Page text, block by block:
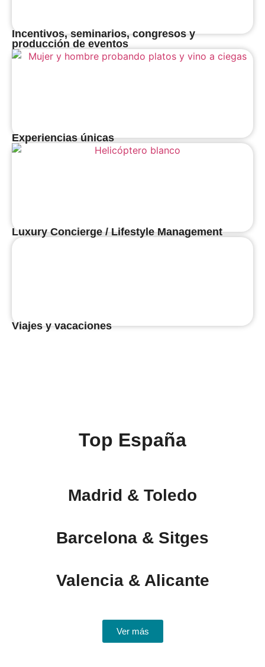
Incentivos, seminarios, congresos y
producción de eventos
Experiencias únicas
Luxury Concierge / Lifestyle Management
Viajes y vacaciones
Top España
Madrid & Toledo
Barcelona & Sitges
Valencia & Alicante
Ver más